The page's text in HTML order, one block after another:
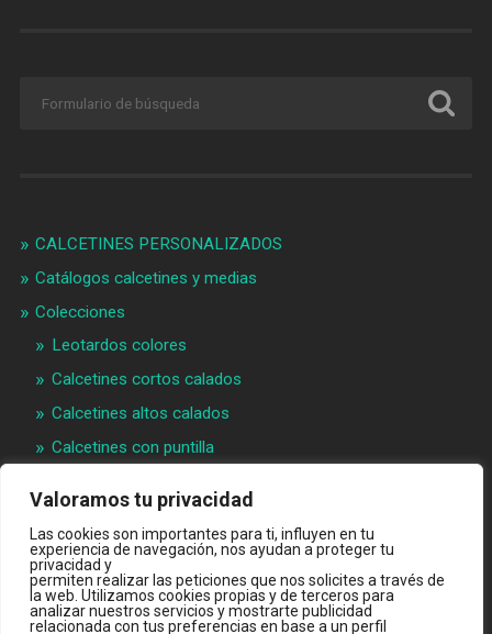
Valoramos tu privacidad
Las cookies son importantes para ti, influyen en tu
experiencia de navegación, nos ayudan a proteger tu
privacidad y
permiten realizar las peticiones que nos solicites a través de
la web. Utilizamos cookies propias y de terceros para
analizar nuestros servicios y mostrarte publicidad
relacionada con tus preferencias en base a un perfil
CALCETINES PERSONALIZADOS
Catálogos calcetines y medias
Colecciones
Leotardos colores
Calcetines cortos calados
Calcetines altos calados
Calcetines con puntilla
Materias primeras
Videos
Quiénes somos
Contacto